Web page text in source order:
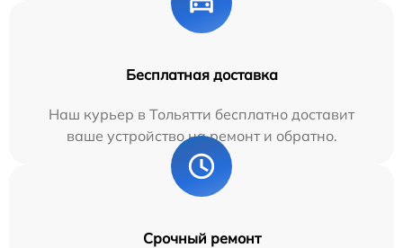
Бесплатная доставка
Наш курьер в Тольятти бесплатно доставит
ваше устройство на ремонт и обратно.
Срочный ремонт